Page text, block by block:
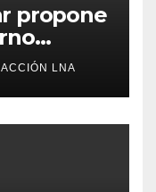
propone
de
LNA